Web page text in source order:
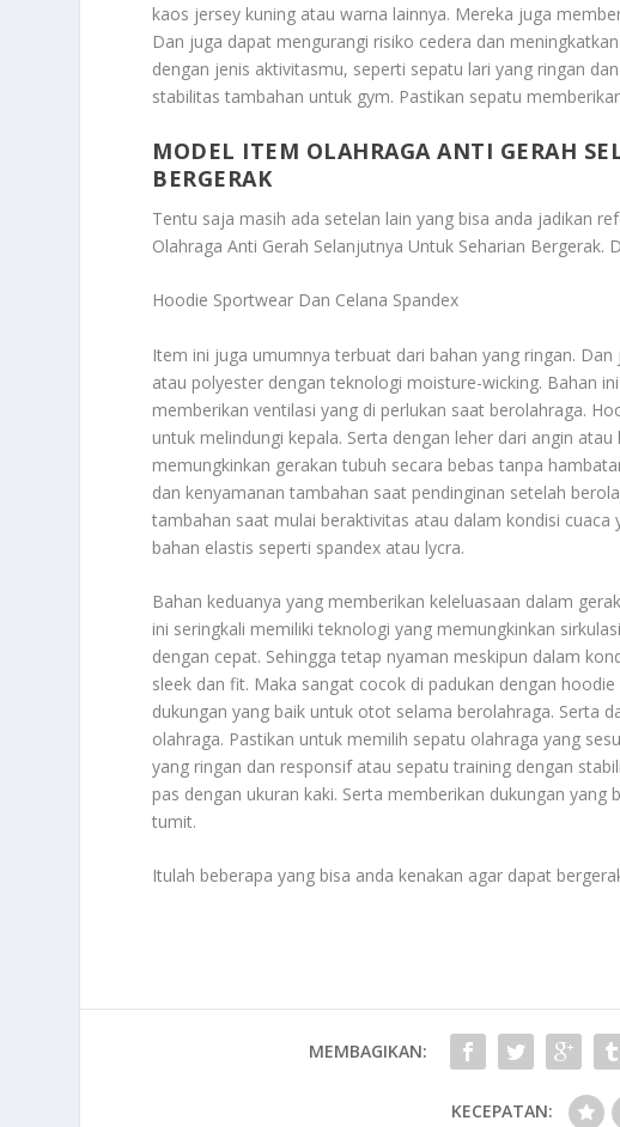
kaos jersey kuning atau warna lainnya. Mereka juga
Dan juga dapat mengurangi risiko cedera dan
dengan jenis aktivitasmu, seperti sepatu lari yang ringan
stabilitas tambahan untuk gym. Pastikan sepatu
MODEL ITEM OLAHRAGA ANTI GERAH
BERGERAK
Tentu saja masih ada setelan lain yang bisa anda jadikan
Olahraga Anti Gerah Selanjutnya Untuk Seharian Bergerak.
Hoodie Sportwear Dan Celana Spandex
Item ini juga umumnya terbuat dari bahan yang ringan.
atau polyester dengan teknologi moisture-wicking. Bahan
memberikan ventilasi yang di perlukan saat berolahraga.
untuk melindungi kepala. Serta dengan leher dari angin
memungkinkan gerakan tubuh secara bebas tanpa
dan kenyamanan tambahan saat pendinginan setelah
tambahan saat mulai beraktivitas atau dalam kondisi
bahan elastis seperti spandex atau lycra.
Bahan keduanya yang memberikan keleluasaan dalam
ini seringkali memiliki teknologi yang memungkinkan
dengan cepat. Sehingga tetap nyaman meskipun dalam
sleek dan fit. Maka sangat cocok di padukan dengan
dukungan yang baik untuk otot selama berolahraga. Serta
olahraga. Pastikan untuk memilih sepatu olahraga yang
yang ringan dan responsif atau sepatu training dengan
pas dengan ukuran kaki. Serta memberikan dukungan
tumit.
Itulah beberapa yang bisa anda kenakan agar dapat
MEMBAGIKAN:
KECEPATAN: